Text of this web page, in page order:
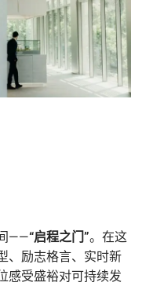
——“启程之门”。在这
、励志格言、实时新
感受盛裕对可持续发